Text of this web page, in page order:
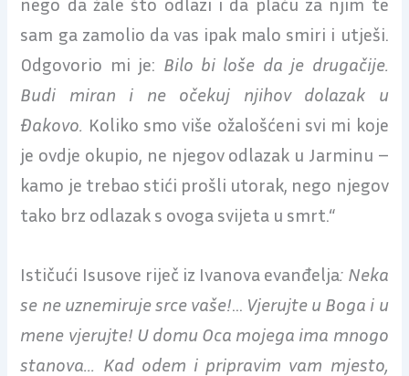
sam ga zamolio da vas ipak malo smiri i utješi.
Odgovorio mi je: Bilo bi loše da je drugačije.
Budi miran i ne očekuj njihov dolazak u
Đakovo. Koliko smo više ožalošćeni svi mi koje
je ovdje okupio, ne njegov odlazak u Jarminu –
kamo je trebao stići prošli utorak, nego njegov
tako brz odlazak s ovoga svijeta u smrt.“
Ističući Isusove riječ iz Ivanova evanđelja: Neka
se ne uznemiruje srce vaše!
Vjerujte u Boga i u
mene vjerujte! U domu Oca mojega ima mnogo
stanova…
Kad odem i pripravim vam mjesto,